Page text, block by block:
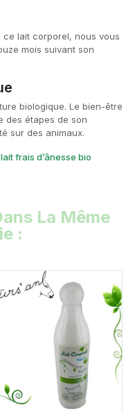
lait corporel, nous vous
mois suivant son
biologique. Le bien-être
des étapes de son
sur des animaux.
frais d’ânesse bio
La Même
: